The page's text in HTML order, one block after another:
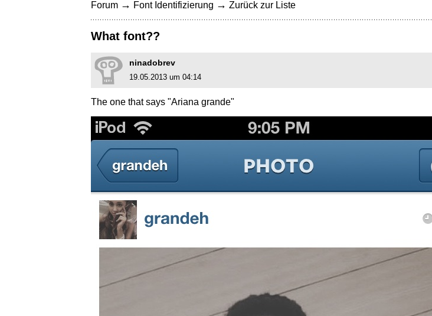
Forum → Font Identifizierung → Zurück zur Liste
What font??
ninadobrev
19.05.2013 um 04:14
The one that says "Ariana grande"